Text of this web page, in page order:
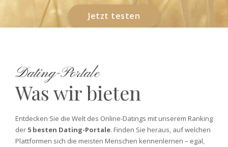
Jetzt testen
Dating-Portale
Was wir bieten
Entdecken Sie die Welt des Online-Datings mit unserem Ranking
der 5 besten Dating-Portale. Finden Sie heraus, auf welchen
Plattformen sich die meisten Menschen kennenlernen – egal,